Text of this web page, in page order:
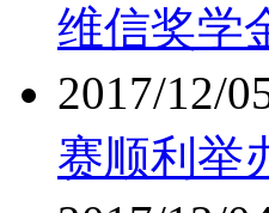
维信奖学
2017/12/
赛顺利举